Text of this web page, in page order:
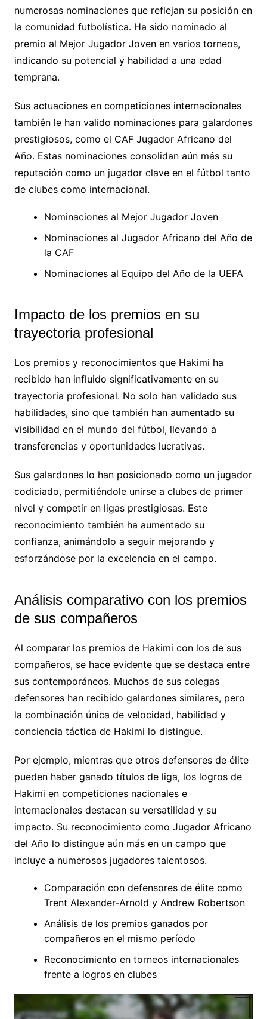
numerosas nominaciones que reflejan su posición en
la comunidad futbolística. Ha sido nominado al
premio al Mejor Jugador Joven en varios torneos,
indicando su potencial y habilidad a una edad
temprana.
Sus actuaciones en competiciones internacionales
también le han valido nominaciones para galardones
prestigiosos, como el CAF Jugador Africano del
Año. Estas nominaciones consolidan aún más su
reputación como un jugador clave en el fútbol tanto
de clubes como internacional.
Nominaciones al Mejor Jugador Joven
Nominaciones al Jugador Africano del Año de
la CAF
Nominaciones al Equipo del Año de la UEFA
Impacto de los premios en su
trayectoria profesional
Los premios y reconocimientos que Hakimi ha
recibido han influido significativamente en su
trayectoria profesional. No solo han validado sus
habilidades, sino que también han aumentado su
visibilidad en el mundo del fútbol, llevando a
transferencias y oportunidades lucrativas.
Sus galardones lo han posicionado como un jugador
codiciado, permitiéndole unirse a clubes de primer
nivel y competir en ligas prestigiosas. Este
reconocimiento también ha aumentado su
confianza, animándolo a seguir mejorando y
esforzándose por la excelencia en el campo.
Análisis comparativo con los premios
de sus compañeros
Al comparar los premios de Hakimi con los de sus
compañeros, se hace evidente que se destaca entre
sus contemporáneos. Muchos de sus colegas
defensores han recibido galardones similares, pero
la combinación única de velocidad, habilidad y
conciencia táctica de Hakimi lo distingue.
Por ejemplo, mientras que otros defensores de élite
pueden haber ganado títulos de liga, los logros de
Hakimi en competiciones nacionales e
internacionales destacan su versatilidad y su
impacto. Su reconocimiento como Jugador Africano
del Año lo distingue aún más en un campo que
incluye a numerosos jugadores talentosos.
Comparación con defensores de élite como
Trent Alexander-Arnold y Andrew Robertson
Análisis de los premios ganados por
compañeros en el mismo período
Reconocimiento en torneos internacionales
frente a logros en clubes